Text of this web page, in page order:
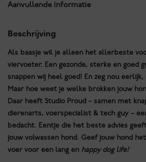
aantal
Aanvullende informatie
Beschrijving
Als baasje wil je alleen het allerbeste
viervoeter. Een gezonde, sterke en goed
snappen wij heel goed! En zeg nou
Maar hoe weet je welke brokken jouw
Daar heeft Studio Proud – samen met
dierenarts, voerspecialist & tech guy –
bedacht. Eentje die het beste advies
jouw volwassen hond. Geef jouw hond
voer voor een lang en happy dog life!